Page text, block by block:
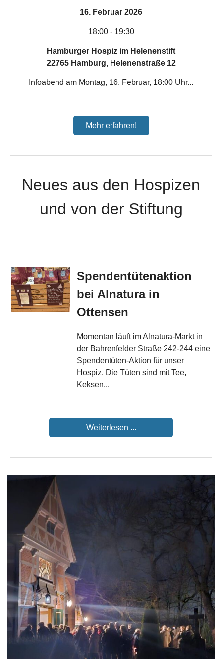
16. Februar 2026
18:00 - 19:30
Hamburger Hospiz im Helenenstift
22765 Hamburg, Helenenstraße 12
Infoabend am Montag, 16. Februar, 18:00 Uhr...
Mehr erfahren!
Neues aus den Hospizen
und von der Stiftung
Spendentütenaktion
bei Alnatura in
Ottensen
Momentan läuft im Alnatura-Markt in
der Bahrenfelder Straße 242-244 eine
Spendentüten-Aktion für unser
Hospiz. Die Tüten sind mit Tee,
Keksen...
Weiterlesen ...